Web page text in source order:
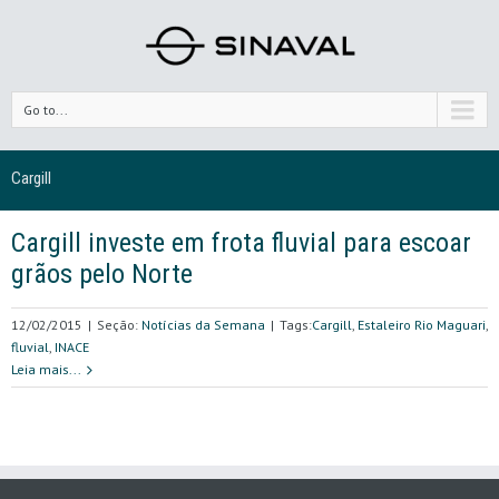
Go to...
Cargill
Cargill investe em frota fluvial para escoar
grãos pelo Norte
12/02/2015 | Seção: Notícias da Semana | Tags:Cargill, Estaleiro Rio Maguari,
fluvial, INACE
Leia mais...